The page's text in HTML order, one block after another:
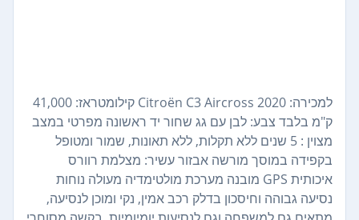
למכירה: Citroën C3 Aircross 2020 קילומטראז: 41,000
ק"מ בלבד צבע: לבן עם גג שחור יד ראשונה מפרטי במצב
מצוין : 5 שנים ללא תקלות, ללא תאונות, שמור ומטופל
בקפידה במוסך מורשה אבזור עשיר: מצלמת רוורס
איכותית GPS מובנה מערכת מולטימדיה מעולה נוחות
נסיעה גבוהה וחיסכון בדלק רכב אמין, נקי ומוכן לנסיעה,